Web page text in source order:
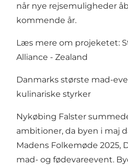
når nye rejsemuligheder
kommende år.
Læs mere om projeketet:
Alliance - Zealand
Danmarks største mad-
kulinariske styrker
Nykøbing Falster
ambitioner, da byen i maj
Madens Folkemøde 2025,
mad- og fødevareevent.